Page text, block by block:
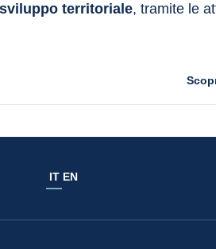
territoriale, tramite le
IT EN